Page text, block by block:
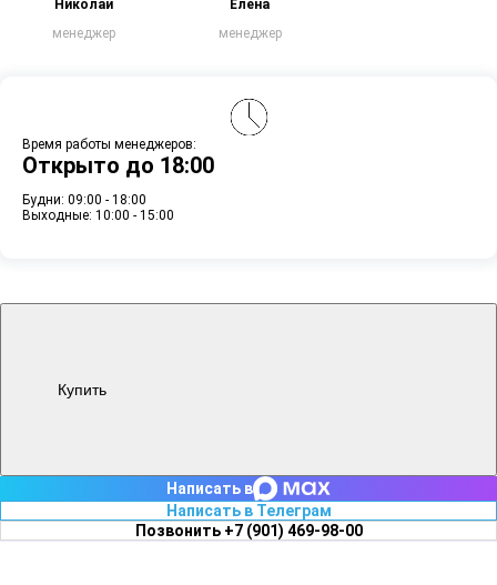
Николай
менеджер
Елена
менеджер
Время работы менеджеров:
Открыто до 18:00
Будни: 09:00 - 18:00
Выходные: 10:00 - 15:00
Купить
Написать в
Написать в Телеграм
Позвонить +7 (901) 469-98-00